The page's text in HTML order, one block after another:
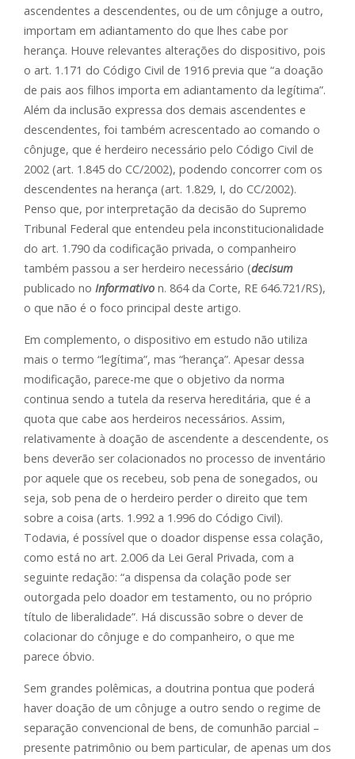
ascendentes a descendentes, ou de um cônjuge a outro,
importam em adiantamento do que lhes cabe por
herança. Houve relevantes alterações do dispositivo, pois
o art. 1.171 do Código Civil de 1916 previa que “a doação
de pais aos filhos importa em adiantamento da legítima”.
Além da inclusão expressa dos demais ascendentes e
descendentes, foi também acrescentado ao comando o
cônjuge, que é herdeiro necessário pelo Código Civil de
2002 (art. 1.845 do CC/2002), podendo concorrer com os
descendentes na herança (art. 1.829, I, do CC/2002).
Penso que, por interpretação da decisão do Supremo
Tribunal Federal que entendeu pela inconstitucionalidade
do art. 1.790 da codificação privada, o companheiro
também passou a ser herdeiro necessário (decisum
publicado no Informativo n. 864 da Corte, RE 646.721/RS),
o que não é o foco principal deste artigo.
Em complemento, o dispositivo em estudo não utiliza
mais o termo “legítima”, mas “herança”. Apesar dessa
modificação, parece-me que o objetivo da norma
continua sendo a tutela da reserva hereditária, que é a
quota que cabe aos herdeiros necessários. Assim,
relativamente à doação de ascendente a descendente, os
bens deverão ser colacionados no processo de inventário
por aquele que os recebeu, sob pena de sonegados, ou
seja, sob pena de o herdeiro perder o direito que tem
sobre a coisa (arts. 1.992 a 1.996 do Código Civil).
Todavia, é possível que o doador dispense essa colação,
como está no art. 2.006 da Lei Geral Privada, com a
seguinte redação: “a dispensa da colação pode ser
outorgada pelo doador em testamento, ou no próprio
título de liberalidade”. Há discussão sobre o dever de
colacionar do cônjuge e do companheiro, o que me
parece óbvio.
Sem grandes polêmicas, a doutrina pontua que poderá
haver doação de um cônjuge a outro sendo o regime de
separação convencional de bens, de comunhão parcial –
presente patrimônio ou bem particular, de apenas um dos